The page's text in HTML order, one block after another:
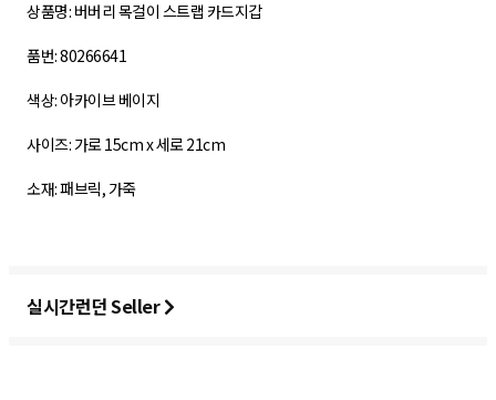
상품명: 버버리 목걸이 스트랩 카드지갑
품번: 80266641
색상: 아카이브 베이지
사이즈: 가로 15cm x 세로 21cm
소재: 패브릭, 가죽
실시간런던 Seller